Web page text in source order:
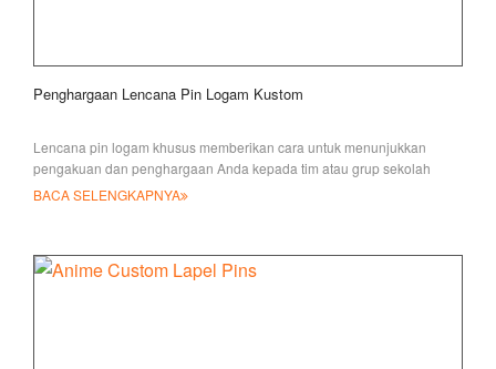
Penghargaan Lencana Pin Logam Kustom
Lencana pin logam khusus memberikan cara untuk menunjukkan
pengakuan dan penghargaan Anda kepada tim atau grup sekolah
Anda, membantu meningkatkan anggota
BACA SELENGKAPNYA